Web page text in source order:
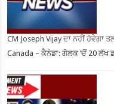
CM Joseph Vijay ਦਾ ਨਹੀਂ ਹੋਵੇਗਾ
Canada – ਕੈਨੇਡਾ: ਗੋਲਕ ’ਚੋਂ 20